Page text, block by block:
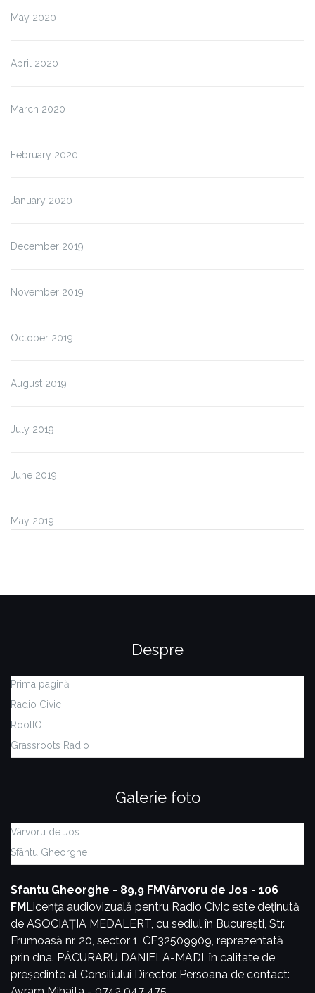
May 2020
April 2020
March 2020
February 2020
January 2020
December 2019
November 2019
October 2019
August 2019
July 2019
June 2019
May 2019
Despre
Prima pagină
Radio Civic
RootIO
Grassroots Radio
Galerie foto
Vârvoru de Jos
Sfântu Gheorghe
Sfantu Gheorghe - 89,9 FMVârvoru de Jos - 106
FMLicența audiovizuală pentru Radio Civic este deținută
de ASOCIAȚIA MEDALERT, cu sediul în București, Str.
Frumoasă nr. 20, sector 1, CF32509909, reprezentată
prin dna. PĂCURARU DANIELA-MADI, în calitate de
președinte al Consiliului Director. Persoana de contact: